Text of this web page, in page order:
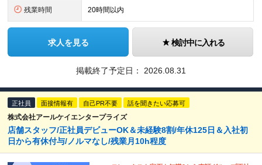
残業時間 20時間以内
求人を見る 検討中に入れる
掲載終了予定日： 2026.08.31
正社員 面接情報有 自己PR不要 話を聞きたい応募可
株式会社アールケイエンタープライズ
店舗スタッフ/正社員デビューOK＆未経験8割/年休125日＆入社初
日から有休付与/ノルマなし/残業月10h程度